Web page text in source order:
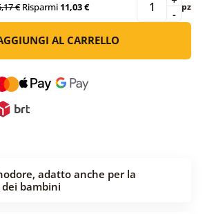
€ Risparmi11,03 € -
pz
AL CARRELLO
adatto anche per la
bambini